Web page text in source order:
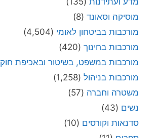
מוסיקה וסאונד (8)
מורכבות בביטחון לאומי (4,504)
מורכבות בחינוך (420)
מורכבות במשפט, בשיטור ובאכיפת חוק
מורכבות בניהול (1,258)
משטרה וחברה (57)
נשים (43)
סדנאות וקורסים (10)